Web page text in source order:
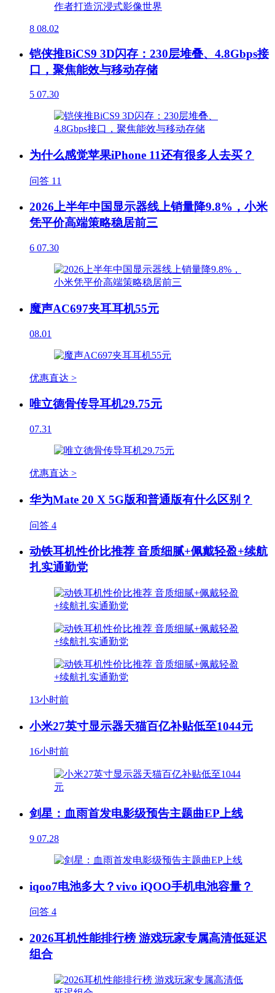
8 08.02
铠侠推BiCS9 3D闪存：230层堆叠、4.8Gbps接
口，聚焦能效与移动存储
5 07.30
为什么感觉苹果iPhone 11还有很多人去买？
问答 11
2026上半年中国显示器线上销量降9.8%，小米
凭平价高端策略稳居前三
6 07.30
魔声AC697夹耳耳机55元
08.01
优惠直达 >
唯立德骨传导耳机29.75元
07.31
优惠直达 >
华为Mate 20 X 5G版和普通版有什么区别？
问答 4
动铁耳机性价比推荐 音质细腻+佩戴轻盈+续航
扎实通勤党
13小时前
小米27英寸显示器天猫百亿补贴低至1044元
16小时前
剑星：血雨首发电影级预告主题曲EP上线
9 07.28
iqoo7电池多大？vivo iQOO手机电池容量？
问答 4
2026耳机性能排行榜 游戏玩家专属高清低延迟
组合